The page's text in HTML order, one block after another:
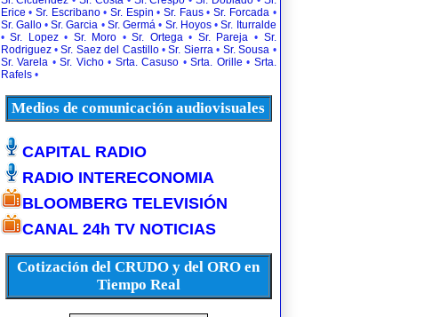
Erice • Sr. Escribano• Sr. Espin •Sr. Faus•Sr. Forcada•
Sr. Gallo•Sr. Garcia • Sr. Germá • Sr. Hoyos•Sr. Iturralde
•Sr. Lopez• Sr. Moro •Sr. Ortega• Sr. Pareja • Sr.
Rodriguez•Sr. Saez del Castillo•Sr. Sierra• Sr. Sousa •
Sr. Varela • Sr. Vicho• Srta. Casuso • Srta. Orille • Srta.
Rafels•
Medios de comunicación audiovisuales
CAPITAL RADIO
RADIO INTERECONOMIA
BLOOMBERG TELEVISIÓN
CANAL 24h TV NOTICIAS
Cotización del CRUDO y del ORO en
Tiempo Real